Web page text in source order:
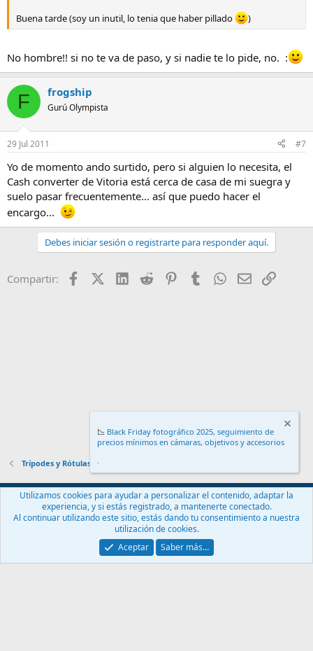
Buena tarde (soy un inutil, lo tenia que haber pillado )
No hombre!! si no te va de paso, y si nadie te lo pide, no. :
F frogship
Gurú Olympista
29 Jul 2011 #7
Yo de momento ando surtido, pero si alguien lo necesita, el
Cash converter de Vitoria está cerca de casa de mi suegra y
suelo pasar frecuentemente... así que puedo hacer el
encargo...
Debes iniciar sesión o registrarte para responder aquí.
Compartir: FacebookX (Twitter)
LinkedIn
Reddit PinterestTumblr WhatsApp
EmailEnlace
Trípodes y Rótulas
Español (ES)
Contáctanos
Términos y reglas Política de privacidad
Ayuda
Community platform by XenForo® © 2010-2024 XenForo Ltd.
📉 Black Friday fotográfico 2025, seguimiento de
precios mínimos en cámaras, objetivos y accesorios
.
Utilizamos cookies para ayudar a personalizar el contenido, adaptar la
experiencia, y si estás registrado, a mantenerte conectado.
Al continuar utilizando este sitio, estás dando tu consentimiento a nuestra
utilización de cookies.
Aceptar
Saber más…